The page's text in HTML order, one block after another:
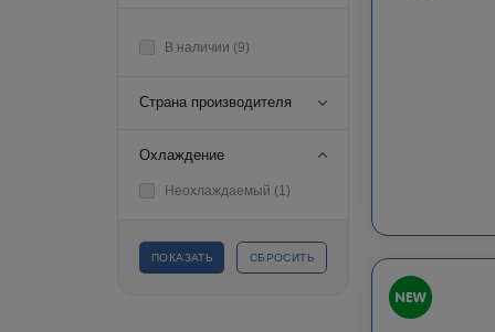
В наличии (9)
Страна производителя
Охлаждение
Неохлаждаемый (1)